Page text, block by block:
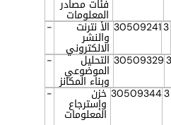
فئات مصادر
المعلومات
3
30509241 الأ نترنت
والنشر
الالكتروني
-
3
30509329 التحليل
الموضوعي
وبناء المكانز
-
3
30509344 خزن
وإسترجاع
المعلومات
-